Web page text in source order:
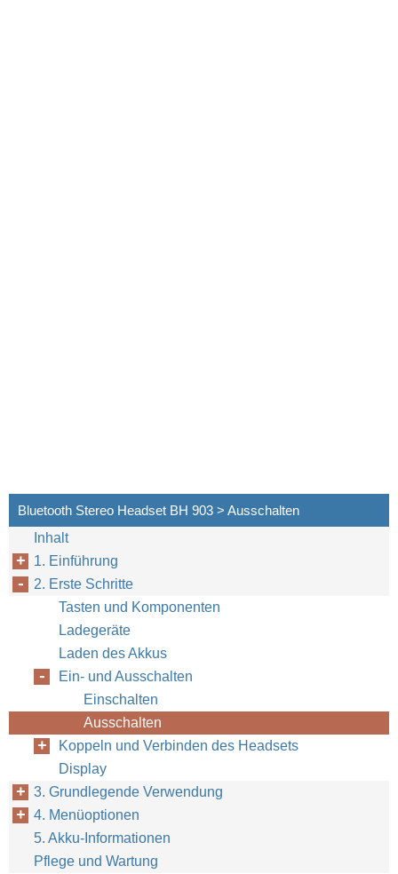
Bluetooth Stereo Headset BH 903 > Ausschalten
Inhalt
1. Einführung
2. Erste Schritte
Tasten und Komponenten
Ladegeräte
Laden des Akkus
Ein- und Ausschalten
Einschalten
Ausschalten
Koppeln und Verbinden des Headsets
Display
3. Grundlegende Verwendung
4. Menüoptionen
5. Akku-Informationen
Pflege und Wartung